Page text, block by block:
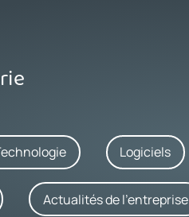
Logiciels
Actualités de l'entreprise